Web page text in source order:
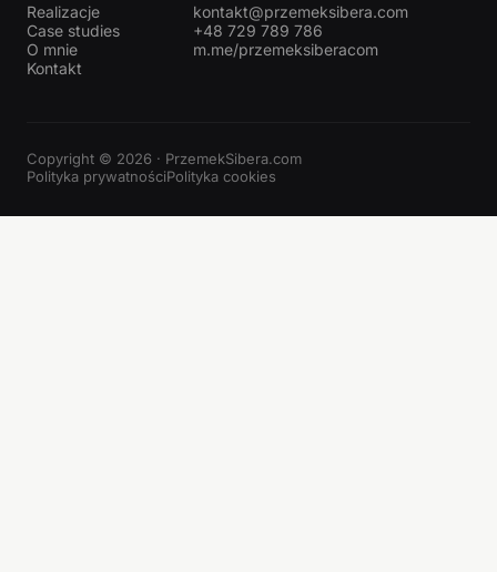
Realizacje
Case studies
O mnie
Kontakt
kontakt@przemeksibera.com
+48 729 789 786
m.me/przemeksiberacom
Copyright © 2026 · PrzemekSibera.com
Polityka prywatnościPolityka cookies